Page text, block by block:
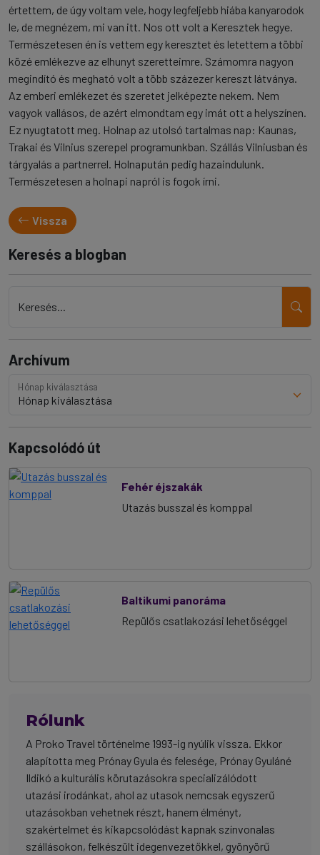
értettem, de úgy voltam vele, hogy legfeljebb hiába kanyarodok
le, de megnézem, mi van itt. Nos ott volt a Keresztek hegye.
Természetesen én is vettem egy keresztet és letettem a többi
közé emlékezve az elhunyt szeretteimre. Számomra nagyon
megindító és megható volt a több százezer kereszt látványa.
Az emberi emlékezet és szeretet jelképezte nekem. Nem
vagyok vallásos, de azért elmondtam egy imát ott a helyszínen.
Ez nyugtatott meg. Holnap az utolsó tartalmas nap: Kaunas,
Trakai és Vilnius szerepel programunkban. Szállás Vilniusban és
tárgyalás a partnerrel. Holnapután pedig hazaindulunk.
Természetesen a holnapi napról is fogok írni.
Vissza
Keresés a blogban
Keresés...
Archívum
Hónap kiválasztása
Kapcsolódó út
Fehér éjszakák
Utazás busszal és komppal
Baltikumi panoráma
Repülős csatlakozási lehetőséggel
Rólunk
A Proko Travel történelme 1993-ig nyúlik vissza. Ekkor
alapította meg Prónay Gyula és felesége, Prónay Gyuláné
Ildikó a kulturális körutazásokra specializálódott
utazási irodánkat, ahol az utasok nemcsak egyszerű
utazásokban vehetnek részt, hanem élményt,
szakértelmet és kikapcsolódást kapnak színvonalas
szállásokon, felkészült idegenvezetőkkel, gyönyörű